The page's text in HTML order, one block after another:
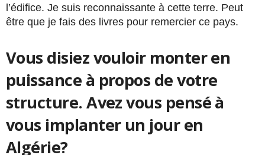
l’édifice. Je suis reconnaissante à cette terre. Peut
être que je fais des livres pour remercier ce pays.
Vous disiez vouloir monter en
puissance à propos de votre
structure. Avez vous pensé à
vous implanter un jour en
Algérie?